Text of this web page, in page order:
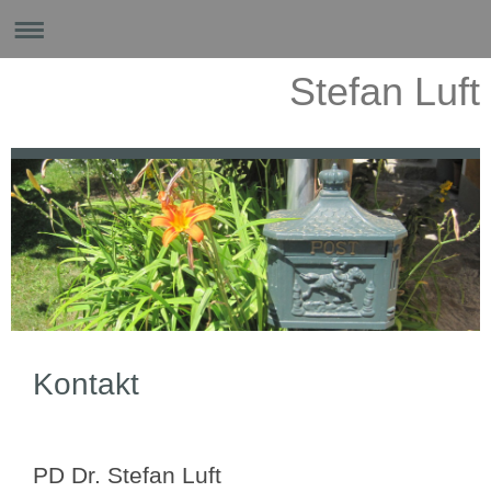
Stefan Luft
Kontakt
PD Dr. Stefan Luft